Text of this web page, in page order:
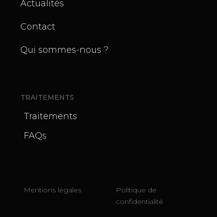
Actualités
Contact
Qui sommes-nous ?
TRAITEMENTS
Traitements
FAQs
Mentions légales
Politique de
confidentialité